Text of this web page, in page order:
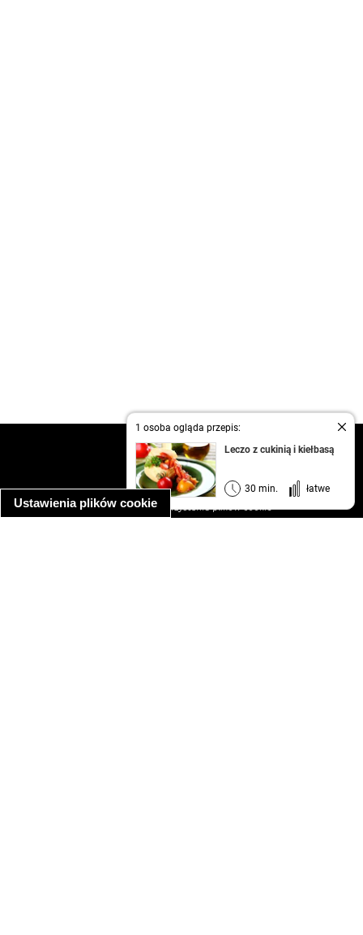
Ustawienia plików cookie
1 osoba ogląda przepis:
Leczo z cukinią i kiełbasą
30 min. łatwe
kontakt
regulamin
informacja o prywatności
informacja o wykorzystaniu plików cookie